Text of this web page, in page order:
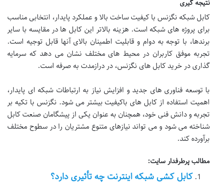
نتیجه گیری
کابل شبکه نگزنس با کیفیت ساخت بالا و عملکرد پایدار، انتخابی مناسب
برای پروژه های شبکه است. هزینه بالاتر این کابل ها در مقایسه با سایر
برندها، با توجه به دوام و قابلیت اطمینان بالای آنها قابل توجیه است.
تجربه موفق کاربران در محیط های مختلف نشان می دهد که سرمایه
گذاری در خرید کابل های نگزنس، در درازمدت به صرفه است.
با توسعه فناوری های جدید و افزایش نیاز به ارتباطات شبکه ای پایدار،
اهمیت استفاده از کابل های باکیفیت بیشتر می شود. نگزنس با تکیه بر
تجربه و دانش فنی خود، همچنان به عنوان یکی از پیشگامان صنعت کابل
شناخته می شود و می تواند نیازهای متنوع مشتریان را در سطوح مختلف
برآورده کند.
مطالب پرطرفدار سایت:
کابل کشی شبکه اینترنت چه تأثیری دارد؟